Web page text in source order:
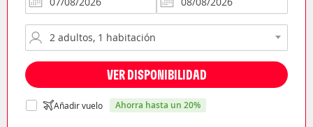
VER DISPONIBILIDAD
Añadir vuelo ahorra hasta un 20%